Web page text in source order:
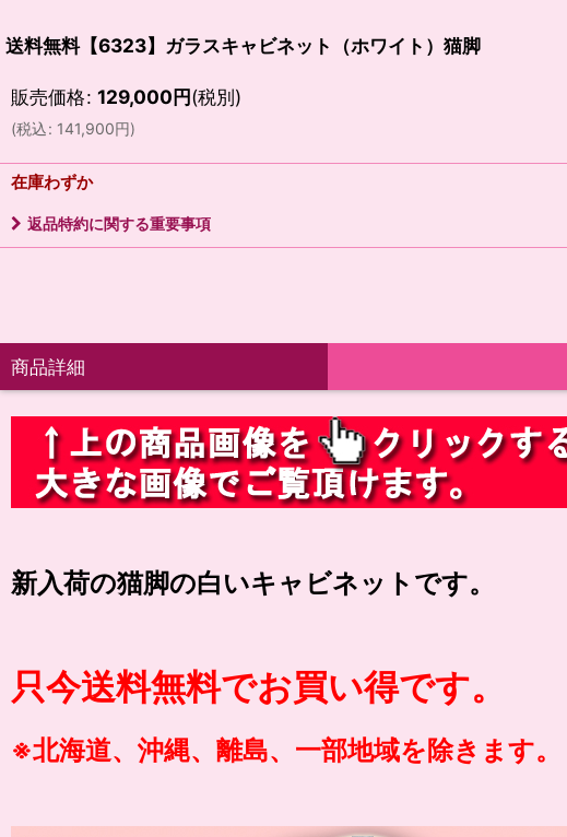
送料無料【6323】ガラスキャビネット（ホワイト）猫脚
販売価格: 129,000円(税別)
(税込: 141,900円)
在庫わずか
返品特約に関する重要事項
商品詳細
新入荷の猫脚の白いキャビネットです。
只今送料無料でお買い得です。
※北海道、沖縄、離島、一部地域を除きます。